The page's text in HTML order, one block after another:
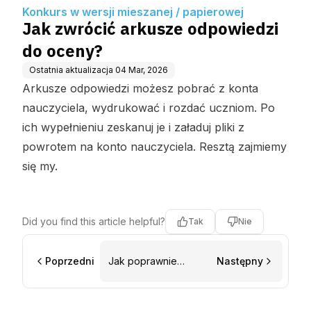
Konkurs w wersji mieszanej / papierowej
Jak zwrócić arkusze odpowiedzi
do oceny?
Ostatnia aktualizacja 04 Mar, 2026
Arkusze odpowiedzi możesz pobrać z konta
nauczyciela, wydrukować i rozdać uczniom. Po
ich wypełnieniu zeskanuj je i załaduj pliki z
powrotem na konto nauczyciela. Resztą zajmiemy
się my.
Did you find this article helpful? Tak Nie
Poprzedni
Jak poprawnie
odpowiedzi na
Następny